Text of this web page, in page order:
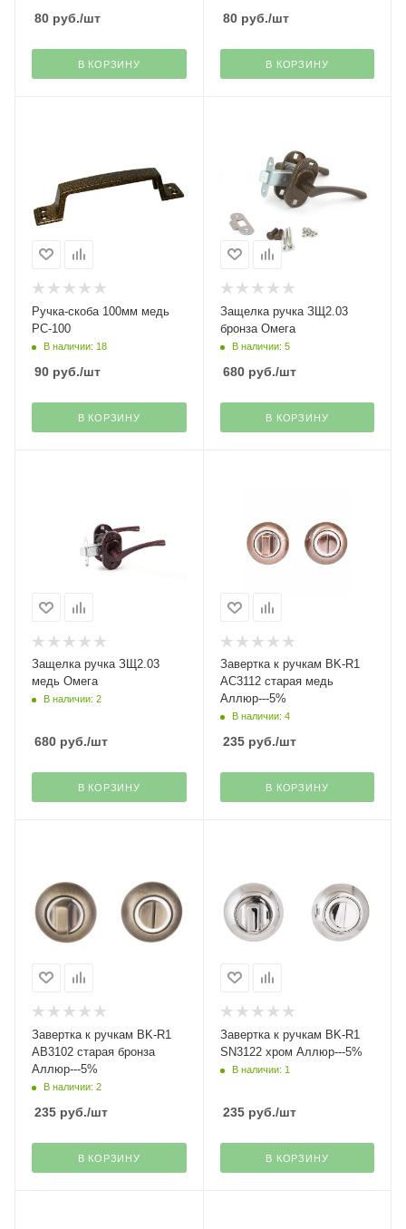
80 руб./шт
В КОРЗИНУ
80руб./шт
В КОРЗИНУ
Ручка-скоба 100мм медь
РС-100
В наличии: 18
90 руб./шт
В КОРЗИНУ
Защелка ручка ЗЩ2.03
бронза Омега
В наличии: 5
680руб./шт
В КОРЗИНУ
Защелка ручка ЗЩ2.03
медь Омега
В наличии: 2
680 руб./шт
В КОРЗИНУ
Завертка к ручкам BK-R1
AC3112 старая медь
Аллюр---5%
В наличии: 4
235руб./шт
В КОРЗИНУ
Завертка к ручкам BK-R1
AB3102 старая бронза
Аллюр---5%
В наличии: 2
235 руб./шт
В КОРЗИНУ
Завертка к ручкам BK-R1
SN3122 хром Аллюр---5%
В наличии: 1
235руб./шт
В КОРЗИНУ